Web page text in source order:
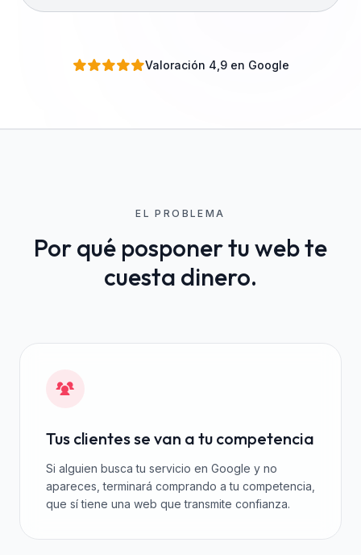
Valoración 4,9 en Google
EL PROBLEMA
Por qué posponer tu web te
cuesta dinero.
Tus clientes se van a tu competencia
Si alguien busca tu servicio en Google y no
apareces, terminará comprando a tu competencia,
que sí tiene una web que transmite confianza.